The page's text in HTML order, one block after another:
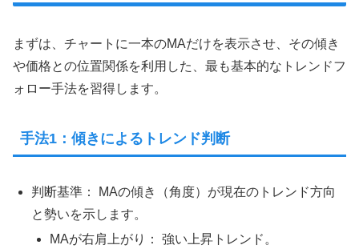
まずは、チャートに一本のMAだけを表示させ、その傾き
や価格との位置関係を利用した、最も基本的なトレンドフ
ォロー手法を習得します。
手法1：傾きによるトレンド判断
判断基準： MAの傾き（角度）が現在のトレンド方向
と勢いを示します。
MAが右肩上がり： 強い上昇トレンド。